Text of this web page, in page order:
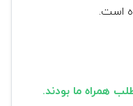
است.